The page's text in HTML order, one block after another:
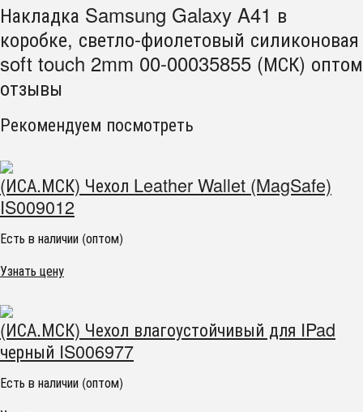
Накладка Samsung Galaxy A41 в
коробке, светло-фиолетовый силиконовая
soft touch 2mm 00-00035855 (МСК) оптом
отзывы
Рекомендуем посмотреть
(ИСА.МСК) Чехол Leather Wallet (MagSafe)
IS009012
Есть в наличии (оптом)
Узнать цену
(ИСА.МСК) Чехол влагоустойчивый для IPad
черный IS006977
Есть в наличии (оптом)